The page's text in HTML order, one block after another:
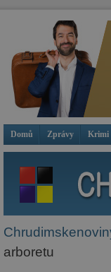
Domů Zprávy Krimi
arboretu